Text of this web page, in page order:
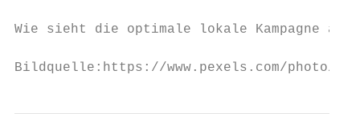
Wie sieht die optimale lokale Kampagne aus?
Bildquelle:https://www.pexels.com/photo/